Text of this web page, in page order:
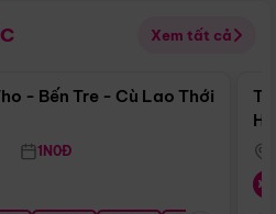
Xem tất cả
Điểm nổi bật
- Bến Tre - Cù Lao Thới
1N0Đ